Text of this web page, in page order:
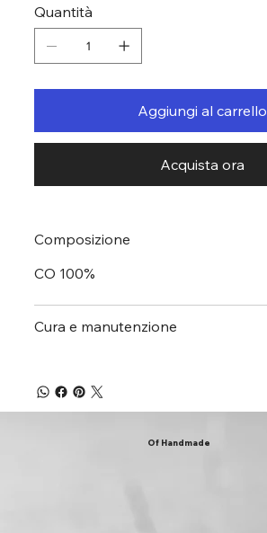
Quantità
Aggiungi al carrello
Acquista ora
Composizione
CO 100%
Cura e manutenzione
Of Handmade